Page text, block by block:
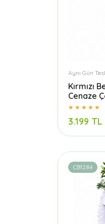
Aynı Gün
Kırmızı
Cenaze
3.199 TL
CB1284